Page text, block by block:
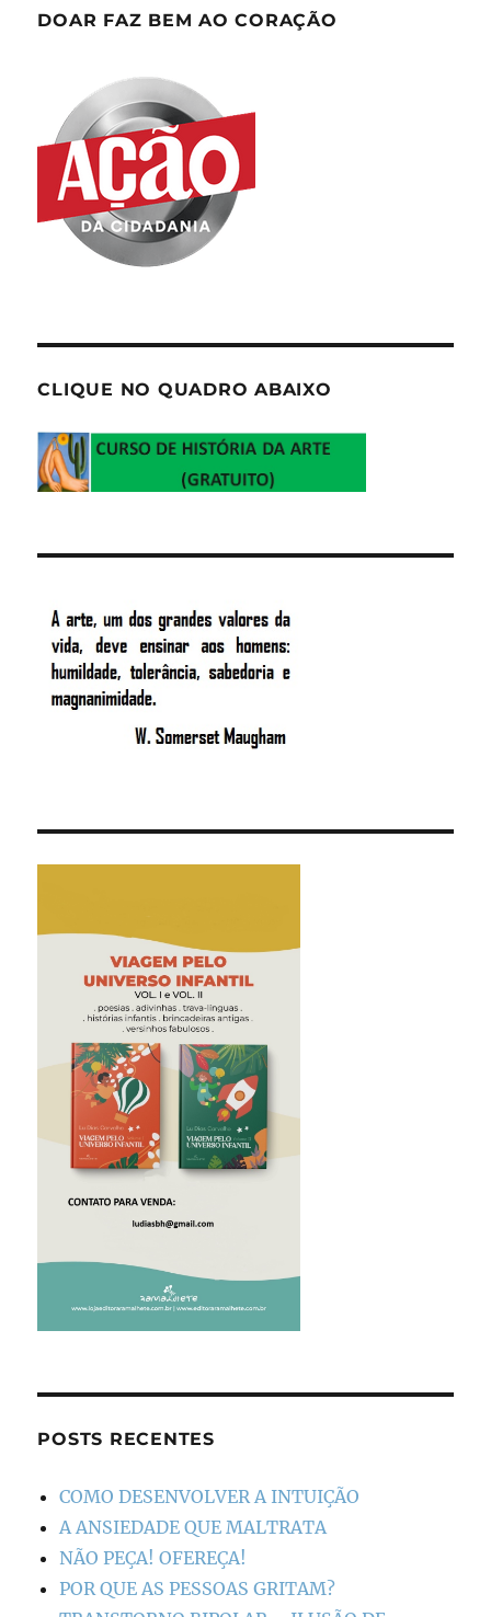
DOAR FAZ BEM AO CORAÇÃO
CLIQUE NO QUADRO ABAIXO
POSTS RECENTES
COMO DESENVOLVER A INTUIÇÃO
A ANSIEDADE QUE MALTRATA
NÃO PEÇA! OFEREÇA!
POR QUE AS PESSOAS GRITAM?